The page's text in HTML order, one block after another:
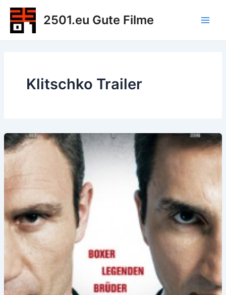
Zum
Inhalt
springen
2501.eu Gute Filme
Klitschko Trailer